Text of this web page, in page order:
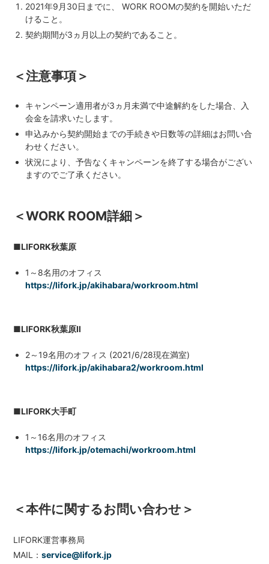
HISAYA ODORI
Nacasa & Partners
NEWS ニュース
SPACE MANAGEMENT
WITHyou
POPUP ポップアップ
2021年9月30日までに、 WORK ROOMの契約を開始いただ
けること。
契約期間が3ヵ月以上の契約であること。
＜注意事項＞
キャンペーン適用者が3ヵ月未満で中途解約をした場合、入
会金を請求いたします。
申込みから契約開始までの手続きや日数等の詳細はお問い合
わせください。
状況により、予告なくキャンペーンを終了する場合がござい
ますのでご了承ください。
＜WORK ROOM詳細＞
■LIFORK秋葉原
1～8名用のオフィス
https://lifork.jp/akihabara/workroom.html
■LIFORK秋葉原Ⅱ
2～19名用のオフィス (2021/6/28現在満室)
https://lifork.jp/akihabara2/workroom.html
■LIFORK大手町
1～16名用のオフィス
https://lifork.jp/otemachi/workroom.html
＜本件に関するお問い合わせ＞
LIFORK運営事務局
MAIL：service@lifork.jp